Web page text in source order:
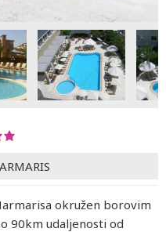
okružen borovim
90km udaljenosti od